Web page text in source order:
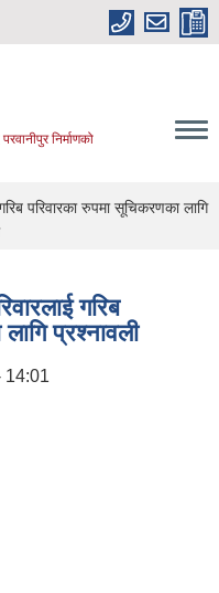
निर्माणको
परिवारका रुपमा सूचिकरणका लागि
गरिब
प्रश्नावली
14:01